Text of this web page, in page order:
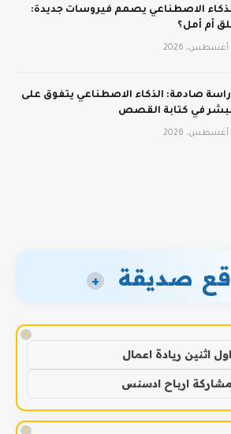
الاصطناعي يصمم فيروسات جديدة:
أم أمل؟
صادمة: الذكاء الاصطناعي يتفوق على
في كتابة القصص
صديقة +
!
اول اثنين ريادة اعمال
مشاركة ارباح ادسنس
!